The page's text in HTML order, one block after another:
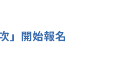
」開始報名